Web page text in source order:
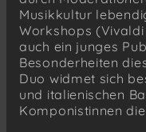
Musikkultur
Workshops
auch ein junges
Besonderheiten
Duo widmet sich
und italienischen
Komponistinnen